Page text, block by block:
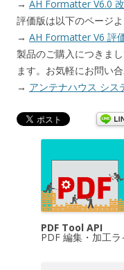
→ AH Formatter V6.0
評価版は以下のページ
→ AH Formatter V6 評
製品のご購入につきま
ます。お気軽にお問い合
→ アンテナハウス シス
PDF Tool API
PDF 編集・加工ラ